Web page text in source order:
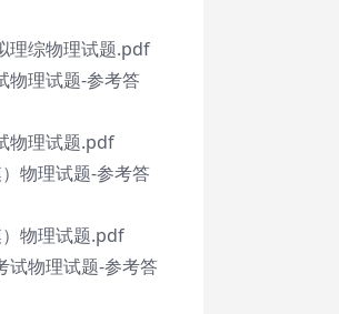
理综物理试题.pdf
物理试题-参考答
物理试题.pdf
物理试题-参考答
物理试题.pdf
试物理试题-参考答